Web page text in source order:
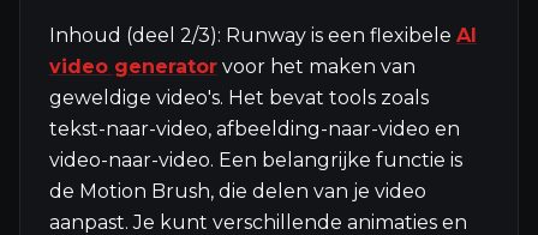
Inhoud (deel 2/3): Runway is een flexibele AI
video generator voor het maken van
geweldige video's. Het bevat tools zoals
tekst-naar-video, afbeelding-naar-video en
video-naar-video. Een belangrijke functie is
de Motion Brush, die delen van je video
aanpast. Je kunt verschillende animaties en